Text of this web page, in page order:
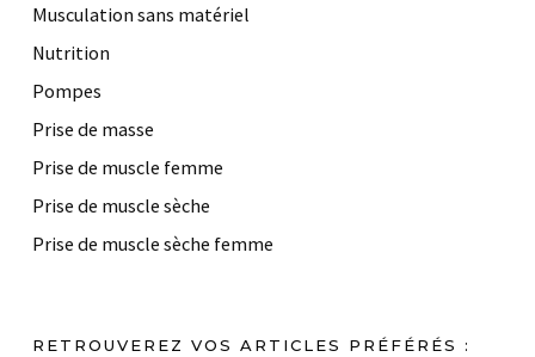
Musculation sans matériel
Nutrition
Pompes
Prise de masse
Prise de muscle femme
Prise de muscle sèche
Prise de muscle sèche femme
RETROUVEREZ VOS ARTICLES PRÉFÉRÉS :